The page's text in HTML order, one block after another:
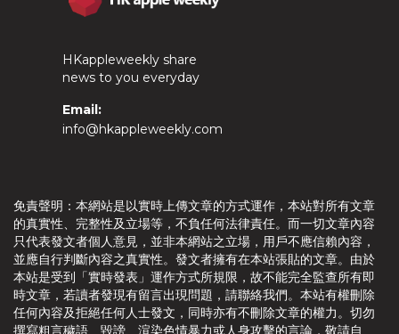
HKappleweekly share
news to you everyday
Email:
info@hkappleweekly.com
免責聲明：本網站是以實時上傳文章的方式運作，本站對所有文章
的真實性、完整性及立場等，不負任何法律責任。而一切文章內容
只代表發文者個人意見，並非本網站之立場，用戶不應信賴內容，
並應自行判斷內容之真實性。發文者擁有在本站張貼的文章。由於
本站是受到「實時發表」運作方式所規限，故不能完全監查所有即
時文章，若讀者發現有留言出現問題，請聯絡我們。本站有權刪除
任何內容及拒絕任何人士發文，同時亦有不刪除文章的權力。切勿
撰寫粗言穢語、毀謗、渲染色情暴力或人身攻擊的言論，敬請自